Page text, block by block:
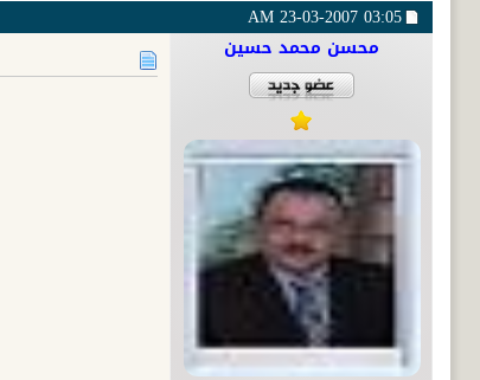
23-03-200703:05 AM
محسن محمد حسين